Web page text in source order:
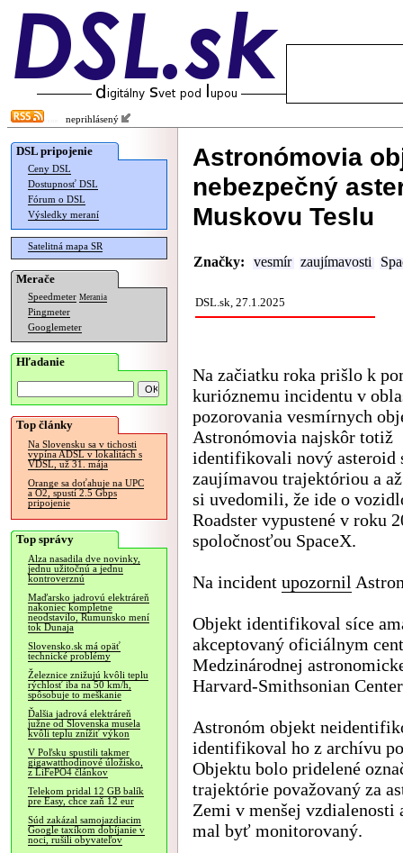
neprihlásený
DSL pripojenie
Ceny DSL
Dostupnosť DSL
Fórum o DSL
Výsledky meraní
Satelitná mapa SR
Merače
Speedmeter Merania
Pingmeter
Googlemeter
Hľadanie
Top články
Na Slovensku sa v tichosti
vypína ADSL v lokalitách s
VDSL, už 31. mája
Orange sa doťahuje na UPC
a O2, spustí 2.5 Gbps
pripojenie
Top správy
Alza nasadila dve novinky,
jednu užitočnú a jednu
kontroverznú
Maďarsko jadrovú elektráreň
nakoniec kompletne
neodstavilo, Rumunsko mení
tok Dunaja
Slovensko.sk má opäť
technické problémy
Železnice znižujú kvôli teplu
rýchlosť iba na 50 km/h,
spôsobuje to meškanie
Ďalšia jadrová elektráreň
južne od Slovenska musela
kvôli teplu znížiť výkon
V Poľsku spustili takmer
gigawatthodinové úložisko,
z LiFePO4 článkov
Telekom pridal 12 GB balík
pre Easy, chce zaň 12 eur
Súd zakázal samojazdiacim
Google taxíkom dobíjanie v
noci, rušili obyvateľov
Astronómovia
nebezpečný
Muskovu Teslu
Značky: vesmír zaujímavosti
DSL.sk, 27.1.2025
Na začiatku roka prišlo k
kurióznemu incidentu v
pozorovania vesmírnych
Astronómovia najskôr totiž
identifikovali nový asteroid
zaujímavou trajektóriou a
si uvedomili, že ide o
Roadster vypustené v roku
spoločnosťou SpaceX.
Na incident upozornil
Objekt identifikoval síce
akceptovaný oficiálnym
Medzinárodnej
Harvard-Smithsonian
Astronóm objekt
identifikoval ho z archívu
Objektu bolo pridelené
trajektórie považovaný za
Zemi v menšej
mal byť monitorovaný.